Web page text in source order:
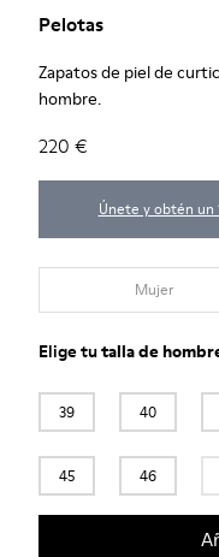
Pelotas
Zapatos de piel de
hombre.
220 €
Únete y obtén un
Mujer
Elige tutalla de
39 40
45 46